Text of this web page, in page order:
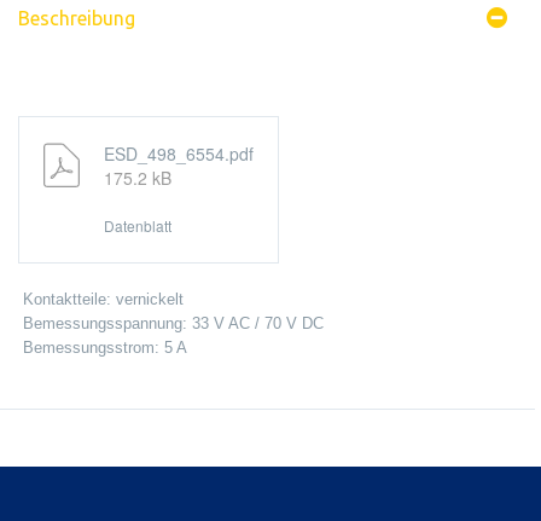
Beschreibung
ESD_498_6554.pdf
175.2 kB
Datenblatt
Kontaktteile: vernickelt
Bemessungsspannung: 33 V AC / 70 V DC
Bemessungsstrom: 5 A